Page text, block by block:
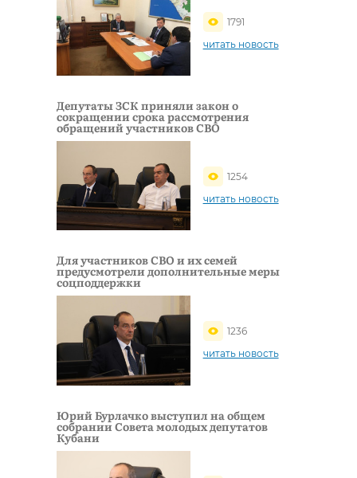
1791
читать новость
Депутаты ЗСК приняли закон о
сокращении срока рассмотрения
обращений участников СВО
1254
читать новость
Для участников СВО и их семей
предусмотрели дополнительные меры
соцподдержки
1236
читать новость
Юрий Бурлачко выступил на общем
собрании Совета молодых депутатов
Кубани